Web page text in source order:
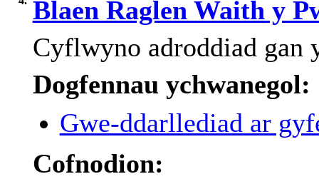
Blaen Raglen Waith y
Cyflwyno adroddiad gan
Dogfennau ychwanegol:
Gwe-ddarllediad ar
Cofnodion: